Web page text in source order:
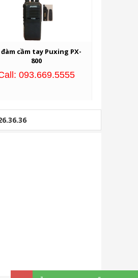
đàm cầm tay Puxing PX-
800
093.669.5555